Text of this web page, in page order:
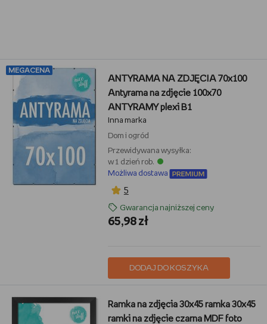
MEGACENA
ANTYRAMA NA ZDJĘCIA 70x100
Antyrama na zdjęcie 100x70
ANTYRAMY plexi B1
Inna marka
Dom i ogród
Przewidywana wysyłka:
w 1 dzień rob.
Możliwa dostawa
5
Gwarancja najniższej ceny
65,98 zł
DODAJ DO KOSZYKA
Ramka na zdjęcia 30x45 ramka 30x45
ramki na zdjęcie czarna MDF foto